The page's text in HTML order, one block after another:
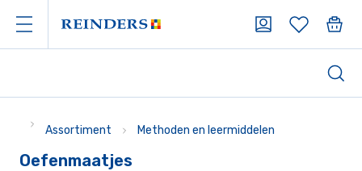
Assortiment Methoden en leermiddelen
Oefenmaatjes